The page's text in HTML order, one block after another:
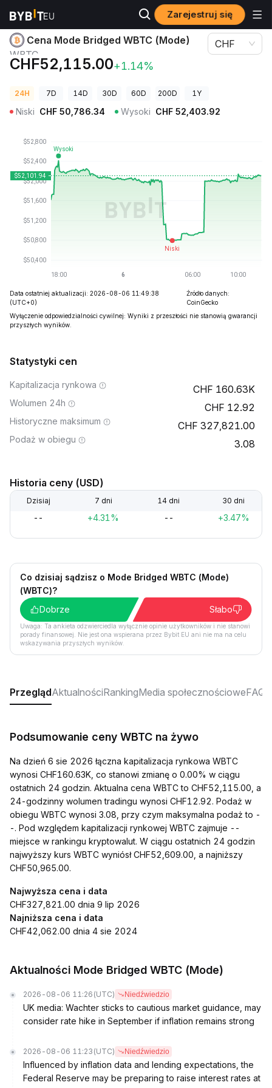
Zarejestruj się
Ceny kryptowalut Cena Mode Bridged WBTC (Mode) WBTC
Cena Mode Bridged WBTC (Mode)
WBTC
CHF52,115.00+1.14%
CHF
24H 7D 14D 30D 60D 200D 1Y
Niski CHF 50,786.34 Wysoki CHF 52,403.92
Data ostatniej aktualizacji: 2026-08-06 11:49:38
(UTC+0)
Źródło danych:
CoinGecko
Wyłączenie odpowiedzialności cywilnej: Wyniki z przeszłości nie stanowią gwarancji
przyszłych wyników.
Statystyki cen
Kapitalizacja rynkowa 160.63K
Wolumen 24h 12.92
Historyczne maksimum 327,821.00
Podaż w obiegu 3.08
Historia ceny (USD)
Dzisiaj 7 dni 14 dni 30 dni
-- +4.31% -- +3.47%
Co dzisiaj sądzisz o Mode Bridged WBTC (Mode)
(WBTC)?
Dobrze
Słabo
Uwaga: Ta ankieta odzwierciedla wyłącznie opinie użytkowników i nie stanowi
porady finansowej. Nie jest ona wspierana przez Bybit EU ani nie ma na celu
wskazywania przyszłych wyników.
PrzeglądAktualnościRankingMedia społecznościoweFAQ
Podsumowanie ceny WBTC na żywo
Na dzień 6 sie 2026 łączna kapitalizacja rynkowa WBTC
wynosi CHF160.63K, co stanowi zmianę o 0.00% w ciągu
ostatnich 24 godzin. Aktualna cena WBTC to CHF52,115.00, a
24-godzinny wolumen tradingu wynosi CHF12.92. Podaż w
obiegu WBTC wynosi 3.08, przy czym maksymalna podaż to -
-. Pod względem kapitalizacji rynkowej WBTC zajmuje --
miejsce w rankingu kryptowalut. W ciągu ostatnich 24 godzin
najwyższy kurs WBTC wyniósł CHF52,609.00, a najniższy
CHF50,965.00.
Najwyższa cena i data
CHF327,821.00 dnia 9 lip 2026
Najniższa cena i data
CHF42,062.00 dnia 4 sie 2024
Aktualności Mode Bridged WBTC (Mode)
2026-08-06 11:26 (UTC) Niedźwiedzio
UK media: Wachter sticks to cautious market guidance, may
consider rate hike in September if inflation remains strong
2026-08-06 11:23 (UTC) Niedźwiedzio
Influenced by inflation data and lending expectations, the
Federal Reserve may be preparing to raise interest rates at